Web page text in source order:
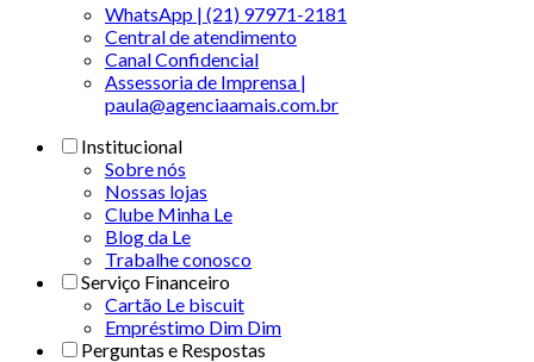
WhatsApp | (21) 97971-2181
Central de atendimento
Canal Confidencial
Assessoria de Imprensa |
paula@agenciaamais.com.br
Institucional
Sobre nós
Nossas lojas
Clube Minha Le
Blog da Le
Trabalhe conosco
Serviço Financeiro
Cartão Le biscuit
Empréstimo Dim Dim
Perguntas e Respostas